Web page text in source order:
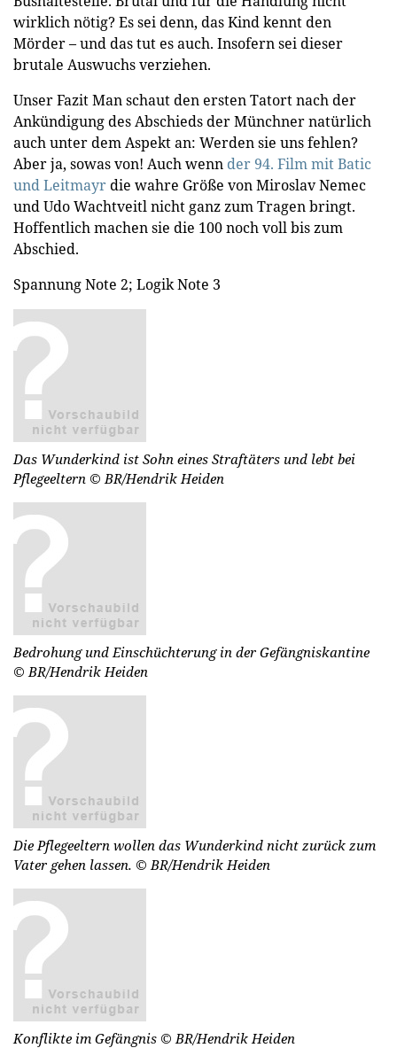
wirklich nötig? Es sei denn, das Kind kennt den
Mörder – und das tut es auch. Insofern sei dieser
brutale Auswuchs verziehen.
Unser Fazit Man schaut den ersten Tatort nach der
Ankündigung des Abschieds der Münchner natürlich
auch unter dem Aspekt an: Werden sie uns fehlen?
Aber ja, sowas von! Auch wenn der 94. Film mit Batic
und Leitmayrdie wahre Größe von Miroslav Nemec
und Udo Wachtveitl nicht ganz zum Tragen bringt.
Hoffentlich machen sie die 100 noch voll bis zum
Abschied.
Spannung Note 2; Logik Note 3
Das Wunderkind ist Sohn eines Straftäters und lebt bei
Pflegeeltern © BR/Hendrik Heiden
Bedrohung und Einschüchterung in der Gefängniskantine
© BR/Hendrik Heiden
Die Pflegeeltern wollen das Wunderkind nicht zurück zum
Vater gehen lassen. © BR/Hendrik Heiden
Konflikte im Gefängnis © BR/Hendrik Heiden